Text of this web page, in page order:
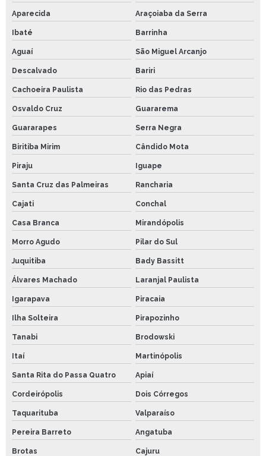
Aparecida Araçoiaba da Serra
Ibaté Barrinha
Aguaí São Miguel Arcanjo
Descalvado Bariri
Cachoeira Paulista Rio das Pedras
Osvaldo Cruz Guararema
Guararapes Serra Negra
Biritiba Mirim Cândido Mota
Piraju Iguape
Santa Cruz das Palmeiras Rancharia
Cajati Conchal
Casa Branca Mirandópolis
Morro Agudo Pilar do Sul
Juquitiba Bady Bassitt
Álvares Machado Laranjal Paulista
Igarapava Piracaia
Ilha Solteira Pirapozinho
Tanabi Brodowski
Itaí Martinópolis
Santa Rita do Passa Quatro Apiaí
Cordeirópolis Dois Córregos
Taquarituba Valparaíso
Pereira Barreto Angatuba
Brotas Cajuru